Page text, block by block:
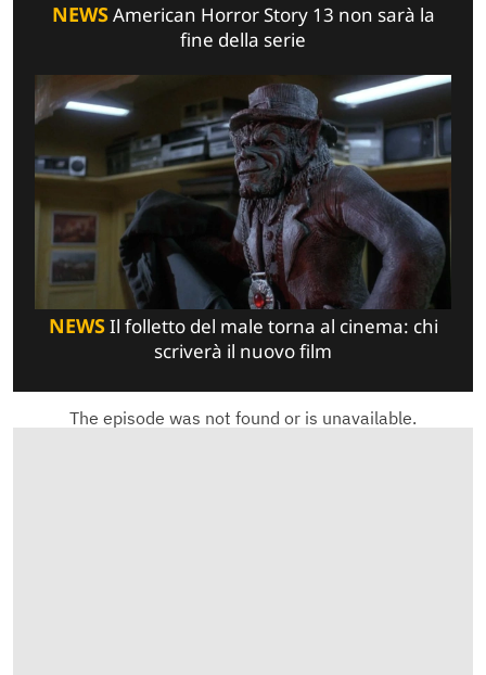
NEWSAmerican Horror Story 13 non sarà la
fine della serie
NEWSIl folletto del male torna al cinema: chi
scriverà il nuovo film